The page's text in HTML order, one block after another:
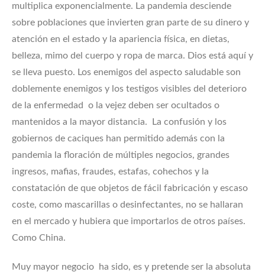
multiplica exponencialmente. La pandemia desciende
sobre poblaciones que invierten gran parte de su dinero y
atención en el estado y la apariencia física, en dietas,
belleza, mimo del cuerpo y ropa de marca. Dios está aquí y
se lleva puesto. Los enemigos del aspecto saludable son
doblemente enemigos y los testigos visibles del deterioro
de la enfermedad o la vejez deben ser ocultados o
mantenidos a la mayor distancia. La confusión y los
gobiernos de caciques han permitido además con la
pandemia la floración de múltiples negocios, grandes
ingresos, mafias, fraudes, estafas, cohechos y la
constatación de que objetos de fácil fabricación y escaso
coste, como mascarillas o desinfectantes, no se hallaran
en el mercado y hubiera que importarlos de otros países.
Como China.
Muy mayor negocio ha sido, es y pretende ser la absoluta